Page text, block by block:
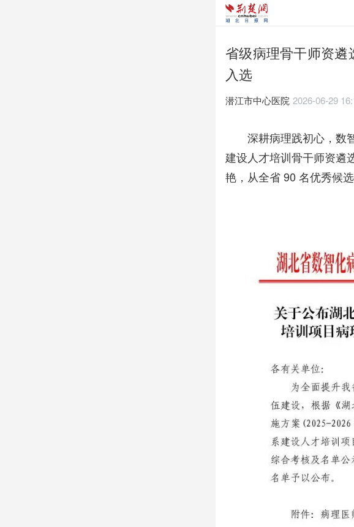
省级病理骨干师资
入选
潜江市中心医院 2026-06-29
深耕病理践初心，数
建设人才培训骨干师资遴
艳，从全省 90 名优秀候